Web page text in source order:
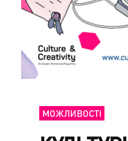
МОЖЛИВОСТІ